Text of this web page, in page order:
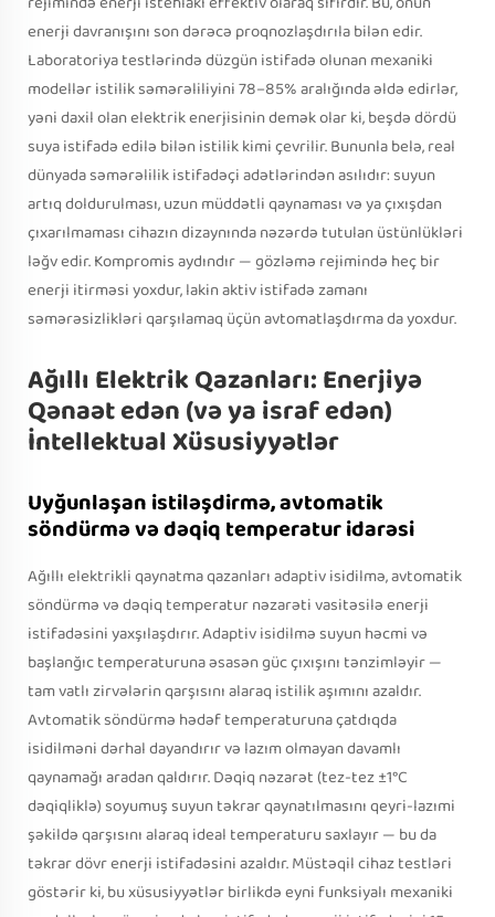
enerji davranışını son dərəcə proqnozlaşdırıla bilən edir.
Laboratoriya testlərində düzgün istifadə olunan mexaniki
modellər istilik səmərəliliyini 78–85% aralığında əldə edirlər,
yəni daxil olan elektrik enerjisinin demək olar ki, beşdə dördü
suya istifadə edilə bilən istilik kimi çevrilir. Bununla belə, real
dünyada səmərəlilik istifadəçi adətlərindən asılıdır: suyun
artıq doldurulması, uzun müddətli qaynaması və ya çıxışdan
çıxarılmaması cihazın dizaynında nəzərdə tutulan üstünlükləri
ləğv edir. Kompromis aydındır — gözləmə rejimində heç bir
enerji itirməsi yoxdur, lakin aktiv istifadə zamanı
səmərəsizlikləri qarşılamaq üçün avtomatlaşdırma da yoxdur.
Ağıllı Elektrik Qazanları: Enerjiyə
Qənaət edən (və ya israf edən)
İntellektual Xüsusiyyətlər
Uyğunlaşan istiləşdirmə, avtomatik
söndürmə və dəqiq temperatur idarəsi
Ağıllı elektrikli qaynatma qazanları adaptiv isidilmə, avtomatik
söndürmə və dəqiq temperatur nəzarəti vasitəsilə enerji
istifadəsini yaxşılaşdırır. Adaptiv isidilmə suyun həcmi və
başlanğıc temperaturuna əsasən güc çıxışını tənzimləyir —
tam vatlı zirvələrin qarşısını alaraq istilik aşımını azaldır.
Avtomatik söndürmə hədəf temperaturuna çatdıqda
isidilməni dərhal dayandırır və lazım olmayan davamlı
qaynamağı aradan qaldırır. Dəqiq nəzarət (tez-tez ±1°C
dəqiqliklə) soyumuş suyun təkrar qaynatılmasını qeyri-lazımi
şəkildə qarşısını alaraq ideal temperaturu saxlayır — bu da
təkrar dövr enerji istifadəsini azaldır. Müstəqil cihaz testləri
göstərir ki, bu xüsusiyyətlər birlikdə eyni funksiyalı mexaniki